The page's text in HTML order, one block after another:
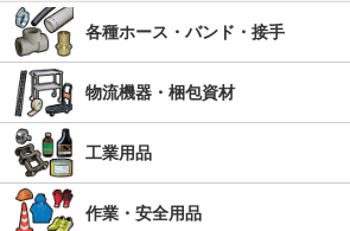
各種ホース・バンド・接手
物流機器・梱包資材
工業用品
作業・安全用品